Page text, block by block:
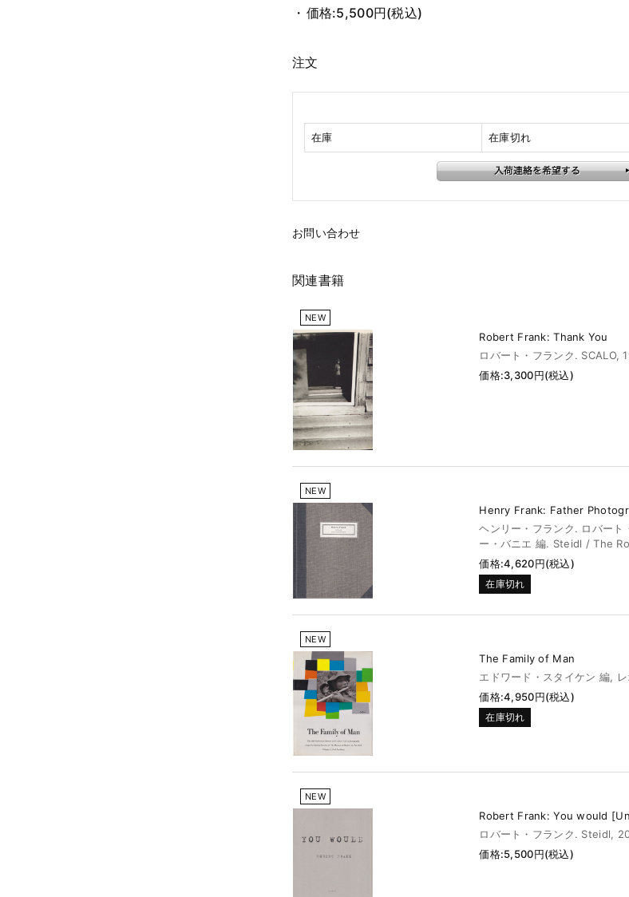
価格:5,500円(税込)
注文
在庫 在庫切れ
お問い合わせ
関連書籍
NEW
Robert Frank: Thank You
ロバート・フランク. SCALO,
価格:3,300円(税込)
NEW
Henry Frank: Father
ヘンリー・フランク. ロバート
ー・バニエ 編. Steidl / The
価格:4,620円(税込)
在庫切れ
NEW
The Family of Man
エドワード・スタイケン 編,
価格:4,950円(税込)
在庫切れ
NEW
Robert Frank: You would
ロバート・フランク. Steidl,
価格:5,500円(税込)